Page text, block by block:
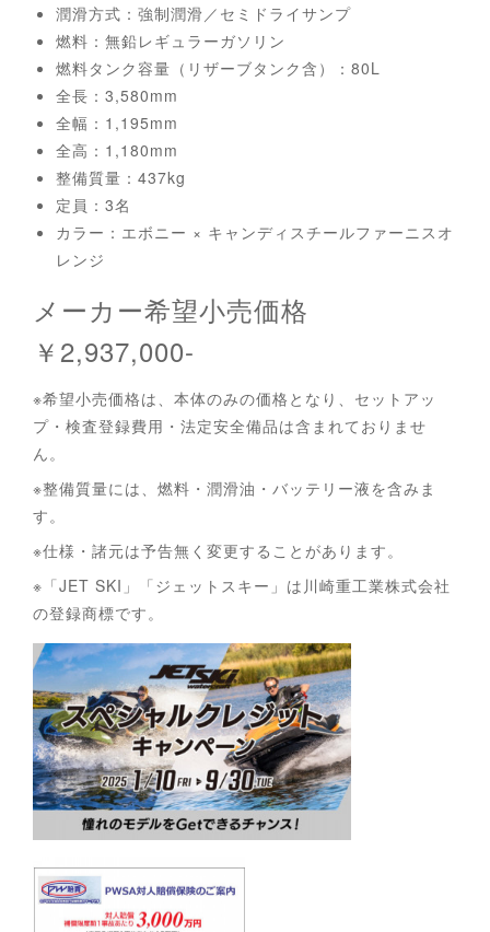
潤滑方式：強制潤滑／セミドライサンプ
燃料：無鉛レギュラーガソリン
燃料タンク容量（リザーブタンク含）：80L
全長：3,580mm
全幅：1,195mm
全高：1,180mm
整備質量：437kg
定員：3名
カラー：エボニー × キャンディスチールファーニスオ
レンジ
メーカー希望小売価格
￥2,937,000-
※希望小売価格は、本体のみの価格となり、セットアッ
プ・検査登録費用・法定安全備品は含まれておりませ
ん。
※整備質量には、燃料・潤滑油・バッテリー液を含みま
す。
※仕様・諸元は予告無く変更することがあります。
※「JET SKI」「ジェットスキー」は川崎重工業株式会社
の登録商標です。